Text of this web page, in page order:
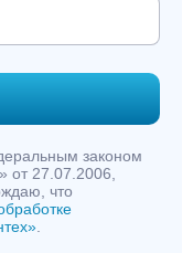
законом
от 27.07.2006,
что
.